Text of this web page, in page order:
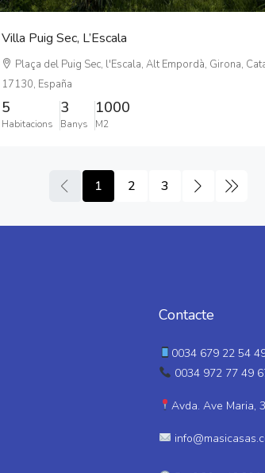
Villa Puig Sec, L’Escala
Plaça del Puig Sec, l'Escala, Alt Empordà, Girona,
17130, España
5
Habitacions
3
Banys
1000
M2
1 2 3
Contacte
0034 679 22 54
0034 972 77 49
Avda. Ave Maria,